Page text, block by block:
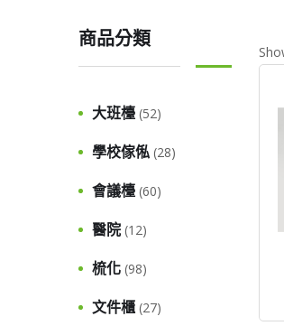
商品分類
大班檯 (52)
學校傢俬 (28)
會議檯 (60)
醫院 (12)
梳化 (98)
文件櫃 (27)